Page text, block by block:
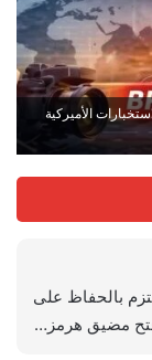
الأميركية
بالحفاظ على
مضيق هرمز…